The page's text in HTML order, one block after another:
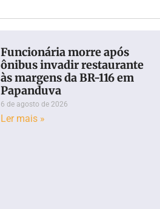
Funcionária morre após
ônibus invadir restaurante
às margens da BR-116 em
Papanduva
6 de agosto de 2026
Ler mais »